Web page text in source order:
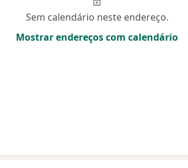
Sem calendário neste endereço.
Mostrar endereços com calendário